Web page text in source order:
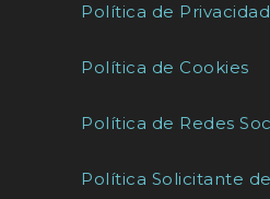
Política de Privacidad
Política de Cookies
Política de Redes
Política Solicitante